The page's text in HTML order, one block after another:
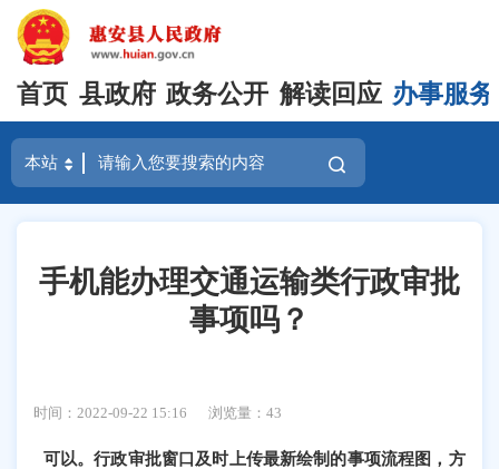
首页 县政府 政务公开 解读回应 办事服务
手机能办理交通运输类行政审批
事项吗？
时间：2022-09-22 15:16 浏览量：43
可以。行政审批窗口及时上传最新绘制的事项流程图，方